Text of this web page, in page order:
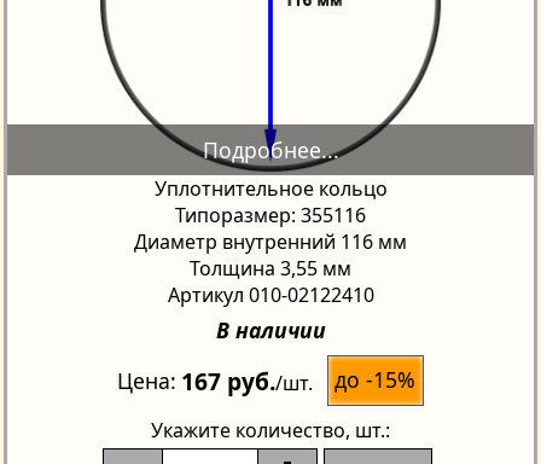
Уплотнительное кольцо
Типоразмер: 355116
Диаметр внутренний 116 мм
Толщина 3,55 мм
Артикул 010-02122410
В наличии
Цена 167 руб./шт. до -15%
Укажите количество, шт.: